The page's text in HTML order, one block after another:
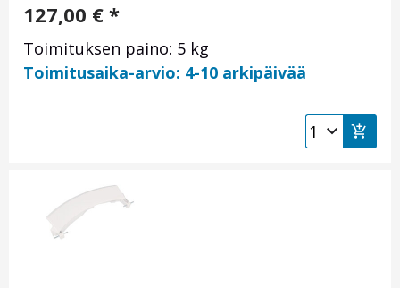
127,00 € *
Toimituksen paino: 5 kg
Toimitusaika-arvio: 4-10 arkipäivää